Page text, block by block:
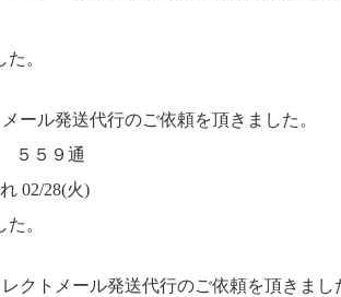
。
ール発送代行のご依頼を頂きました。
５５９通
02/28(火)
。
クトメール発送代行のご依頼を頂きまし